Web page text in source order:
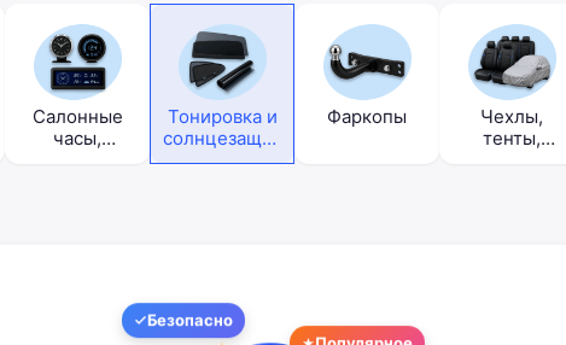
Салонные
часы,
Тонировка и
солнцезащит
а
Фаркопы
Чехлы,
тенты,
Безопасно
Популярное
Добро пожаловать!